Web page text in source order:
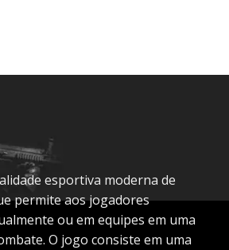
esportiva moderna de
permite aos jogadores
ou em equipes em uma
O jogo consiste em uma